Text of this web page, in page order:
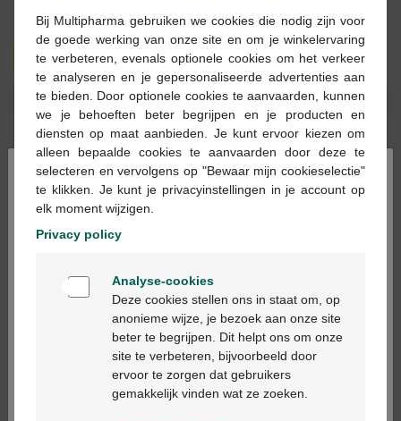
€ 16,19 € 18,99
Bestellen Reserveren
Op voorraad online
- +
Max. aantal = 12
Op werkdagen vóór 12u besteld, volgende
werkdag geleverd
levering in je Multipharma apotheek
levering thuis vanaf €55
Klantendienst
via chat of
×
Bienvenue
Ga verder in het nederlands
Continuez en français
Bij Multipharma gebruiken we cookies die nodig zijn voor
de goede werking van onze site en om je winkelervaring
te verbeteren, evenals optionele cookies om het verkeer
te analyseren en je gepersonaliseerde advertenties aan
te bieden. Door optionele cookies te aanvaarden, kunnen
we je behoeften beter begrijpen en je producten en
diensten op maat aanbieden. Je kunt ervoor kiezen om
alleen bepaalde cookies te aanvaarden door deze te
selecteren en vervolgens op "Bewaar mijn cookieselectie"
te klikken. Je kunt je privacyinstellingen in je account op
elk moment wijzigen.
Privacy policy
Analyse-cookies
Deze cookies stellen ons in staat om, op
anonieme wijze, je bezoek aan onze site
beter te begrijpen. Dit helpt ons om onze
site te verbeteren, bijvoorbeeld door
ervoor te zorgen dat gebruikers
gemakkelijk vinden wat ze zoeken.